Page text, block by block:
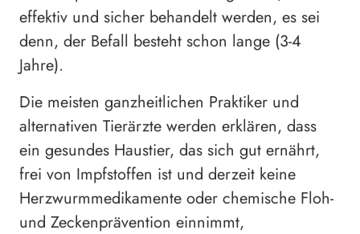
effektiv und sicher behandelt werden, es sei
denn, der Befall besteht schon lange (3-4
Jahre).
Die meisten ganzheitlichen Praktiker und
alternativen Tierärzte werden erklären, dass
ein gesundes Haustier, das sich gut ernährt,
frei von Impfstoffen ist und derzeit keine
Herzwurmmedikamente oder chemische Floh-
und Zeckenprävention einnimmt,